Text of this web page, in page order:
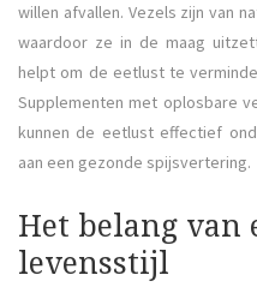
willen afvallen. Vezels zijn van
waardoor ze in de maag
helpt om de eetlust te
Supplementen met oplosbare
kunnen de eetlust effectief
aan een gezonde spijsvertering.
Het belang van
levensstijl